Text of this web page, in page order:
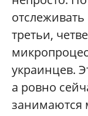
третьи,
украинцев.
а ровно
занимаются